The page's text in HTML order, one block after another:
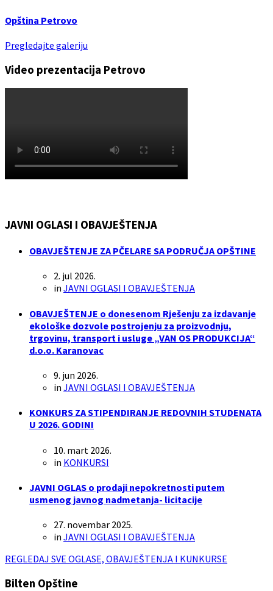
Opština Petrovo
Pregledajte galeriju
Video prezentacija Petrovo
JAVNI OGLASI I OBAVJEŠTENJA
OBAVJEŠTENJE ZA PČELARE SA PODRUČJA OPŠTINE
2. jul 2026.
in JAVNI OGLASI I OBAVJEŠTENJA
OBAVJEŠTENJE o donesenom Rješenju za izdavanje
ekološke dozvole postrojenju za proizvodnju,
trgovinu, transport i usluge „VAN OS PRODUKCIJA“
d.o.o. Karanovac
9. jun 2026.
in JAVNI OGLASI I OBAVJEŠTENJA
KONKURS ZA STIPENDIRANJE REDOVNIH STUDENATA
U 2026. GODINI
10. mart 2026.
in KONKURSI
JAVNI OGLAS o prodaji nepokretnosti putem
usmenog javnog nadmetanja- licitacije
27. novembar 2025.
in JAVNI OGLASI I OBAVJEŠTENJA
REGLEDAJ SVE OGLASE, OBAVJEŠTENJA I KUNKURSE
Bilten Opštine